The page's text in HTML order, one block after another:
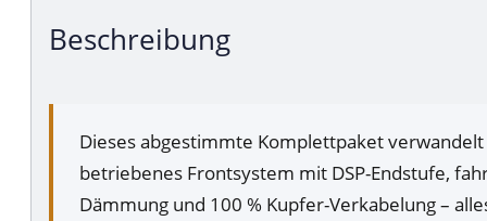
Beschreibung
Dieses abgestimmte Komplettpaket
betriebenes Frontsystem mit DSP-Endstufe,
Dämmung und 100 % Kupfer-Verkabelung –